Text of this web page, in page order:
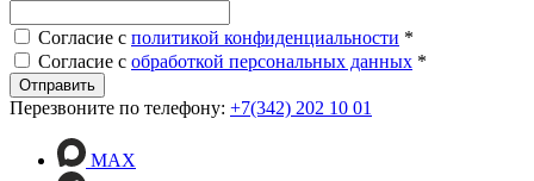
Согласие с политикой конфиденциальности *
Согласие с обработкой персональных данных *
Перезвоните по телефону: +7(342) 202 10 01
MAX